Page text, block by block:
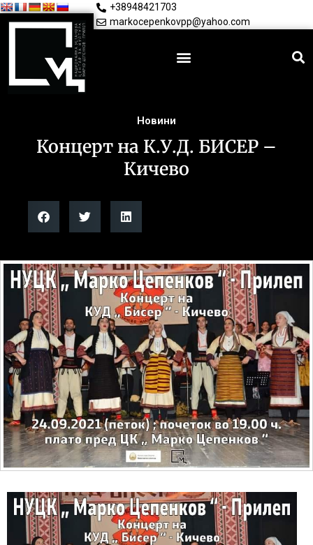
+38948421703
markocepenkovpp@yahoo.com
Новини
Концерт на К.У.Д. БИСЕР –
Кичево